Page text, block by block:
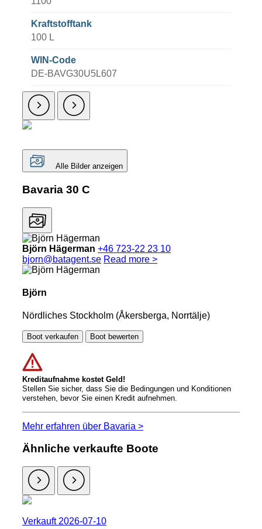
Kraftstofftank
100 L
WIN-Code
DE-BAVG30U5L607
Alle Bilder anzeigen
Bavaria 30 C
Björn Hägerman +46 723-22 23 10
bjorn@batagent.se Read more >
Björn
Nördliches Stockholm (Åkersberga, Norrtälje)
Boot verkaufen Boot bewerten
Kreditaufnahme kostet Geld!
Stellen Sie sicher, dass Sie die Bedingungen und Konditionen
verstehen, bevor Sie einen Kredit aufnehmen.
Mehr erfahren über Bavaria >
Ähnliche verkaufte Boote
Verkauft 2026-07-10